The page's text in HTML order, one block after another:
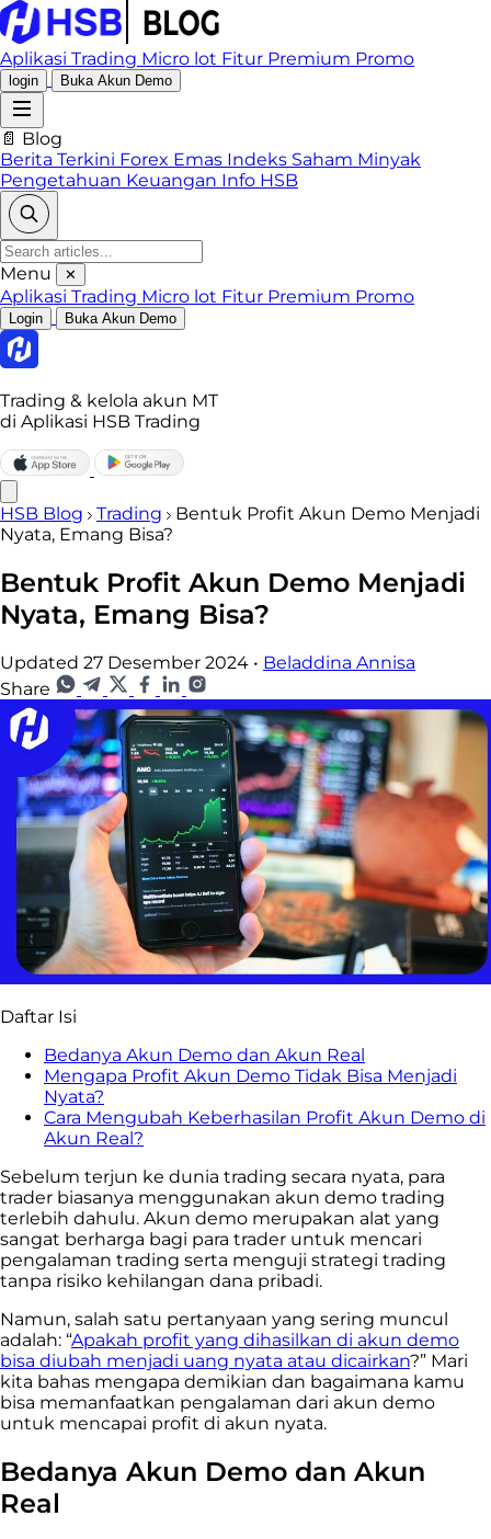
Aplikasi Trading Micro lot Fitur Premium Promo
login Buka Akun Demo
📄 Blog
Berita Terkini Forex Emas Indeks Saham Minyak
Pengetahuan Keuangan Info HSB
Menu ✕
Aplikasi Trading Micro lot Fitur Premium Promo
Login Buka Akun Demo
Trading & kelola akun MT
di Aplikasi HSB Trading
HSB Blog Trading
Bentuk Profit Akun Demo Menjadi
Nyata, Emang Bisa?
Bentuk Profit Akun Demo Menjadi
Nyata, Emang Bisa?
Updated 27 Desember 2024 • Beladdina Annisa
Share
Daftar Isi
Bedanya Akun Demo dan Akun Real
Mengapa Profit Akun Demo Tidak Bisa Menjadi
Nyata?
Cara Mengubah Keberhasilan Profit Akun Demo di
Akun Real?
Sebelum terjun ke dunia trading secara nyata, para
trader biasanya menggunakan akun demo trading
terlebih dahulu. Akun demo merupakan alat yang
sangat berharga bagi para trader untuk mencari
pengalaman trading serta menguji strategi trading
tanpa risiko kehilangan dana pribadi.
Namun, salah satu pertanyaan yang sering muncul
adalah: “Apakah profit yang dihasilkan di akun demo
bisa diubah menjadi uang nyata atau dicairkan?” Mari
kita bahas mengapa demikian dan bagaimana kamu
bisa memanfaatkan pengalaman dari akun demo
untuk mencapai profit di akun nyata.
Bedanya Akun Demo dan Akun
Real